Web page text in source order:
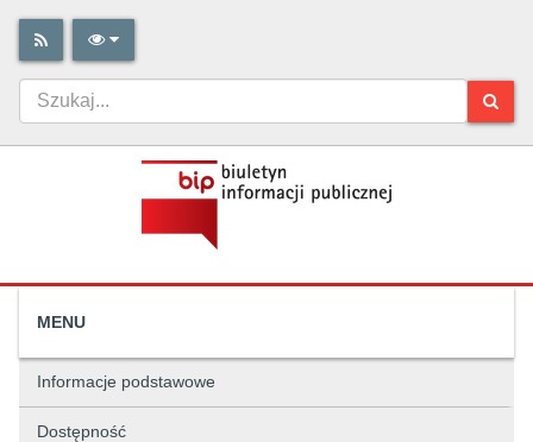
MENU
Informacje podstawowe
Dostępność